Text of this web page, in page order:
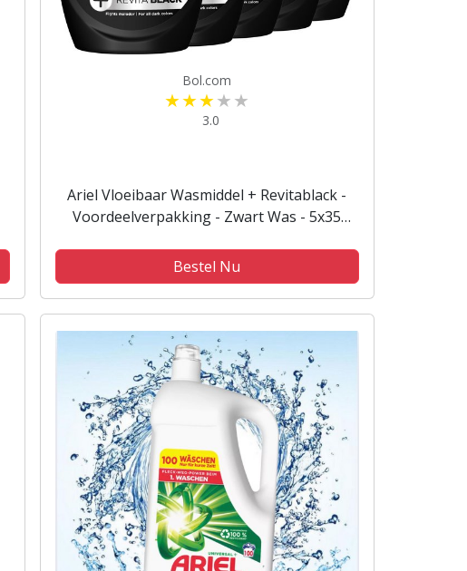
Bol.com
3.0
Ariel Vloeibaar Wasmiddel + Revitablack -
Voordeelverpakking - Zwart Was - 5x35
Bestel Nu